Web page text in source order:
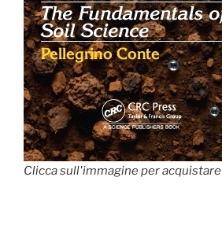
Clicca sull'immagine per acquistare